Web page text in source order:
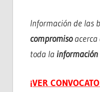
Información de las
compromisoacerca
toda lainformación
¡VER